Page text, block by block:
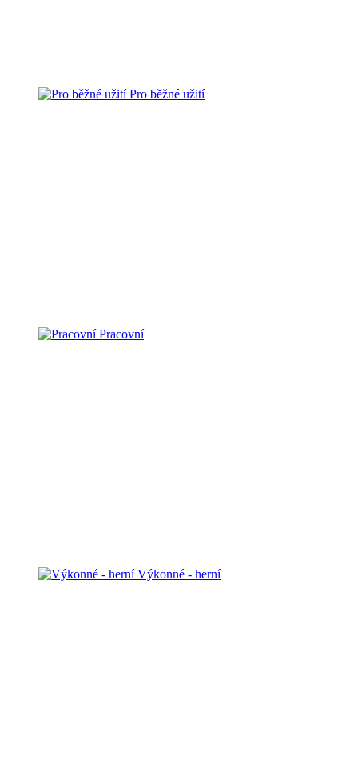
Pro běžné užití
Pracovní
Výkonné - herní